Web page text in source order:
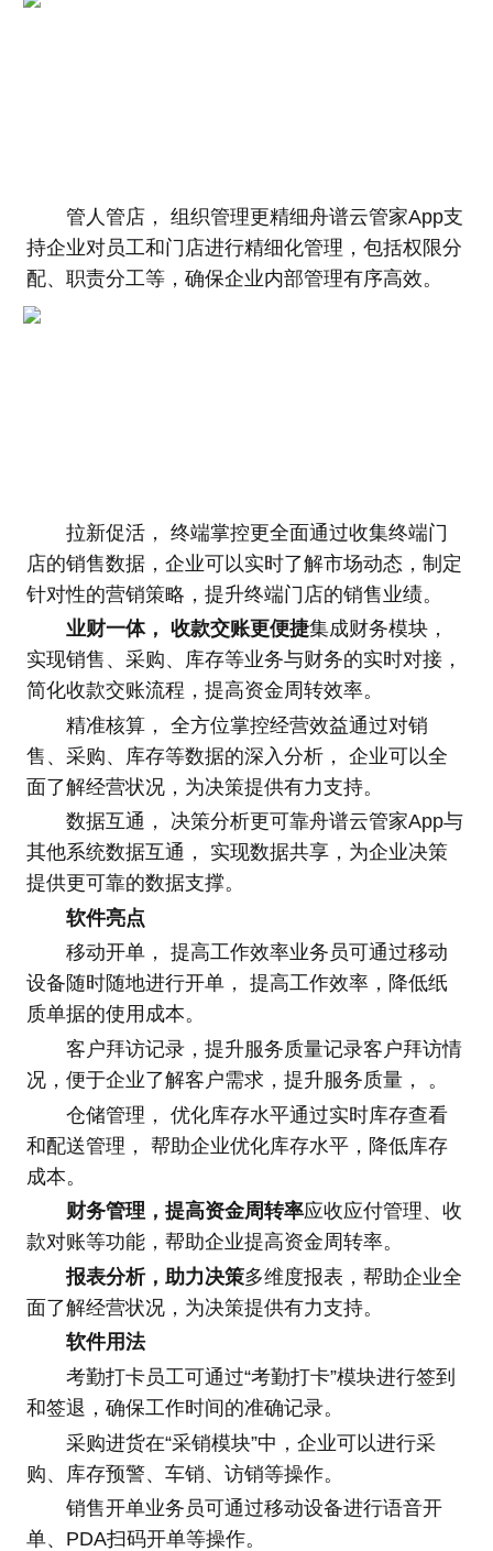
管人管店， 组织管理更精细舟谱云管家App支
持企业对员工和门店进行精细化管理，包括权限分
配、职责分工等，确保企业内部管理有序高效。
拉新促活， 终端掌控更全面通过收集终端门
店的销售数据，企业可以实时了解市场动态，制定
针对性的营销策略，提升终端门店的销售业绩。
业财一体， 收款交账更便捷集成财务模块，
实现销售、采购、库存等业务与财务的实时对接，
简化收款交账流程，提高资金周转效率。
精准核算， 全方位掌控经营效益通过对销
售、采购、库存等数据的深入分析， 企业可以全
面了解经营状况，为决策提供有力支持。
数据互通， 决策分析更可靠舟谱云管家App与
其他系统数据互通， 实现数据共享，为企业决策
提供更可靠的数据支撑。
软件亮点
移动开单， 提高工作效率业务员可通过移动
设备随时随地进行开单， 提高工作效率，降低纸
质单据的使用成本。
客户拜访记录，提升服务质量记录客户拜访情
况，便于企业了解客户需求，提升服务质量， 。
仓储管理， 优化库存水平通过实时库存查看
和配送管理， 帮助企业优化库存水平，降低库存
成本。
财务管理，提高资金周转率应收应付管理、收
款对账等功能，帮助企业提高资金周转率。
报表分析，助力决策多维度报表，帮助企业全
面了解经营状况，为决策提供有力支持。
软件用法
考勤打卡员工可通过“考勤打卡”模块进行签到
和签退，确保工作时间的准确记录。
采购进货在“采销模块”中，企业可以进行采
购、库存预警、车销、访销等操作。
销售开单业务员可通过移动设备进行语音开
单、PDA扫码开单等操作。